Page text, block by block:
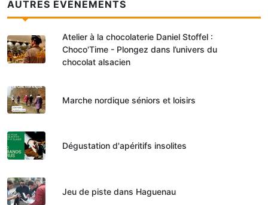
AUTRES ÉVÉNEMENTS
Atelier à la chocolaterie Daniel Stoffel :
Choco'Time - Plongez dans l’univers du
chocolat alsacien
Marche nordique séniors et loisirs
Dégustation d'apéritifs insolites
Jeu de piste dans Haguenau